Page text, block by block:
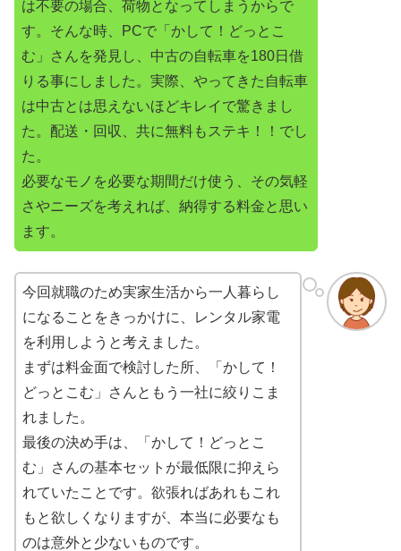
は不要の場合、荷物となってしまうからで
す。そんな時、PCで「かして！どっとこ
む」さんを発見し、中古の自転車を180日借
りる事にしました。実際、やってきた自転車
は中古とは思えないほどキレイで驚きまし
た。配送・回収、共に無料もステキ！！でし
た。
必要なモノを必要な期間だけ使う、その気軽
さやニーズを考えれば、納得する料金と思い
ます。
今回就職のため実家生活から一人暮らし
になることをきっかけに、レンタル家電
を利用しようと考えました。
まずは料金面で検討した所、「かして！
どっとこむ」さんともう一社に絞りこま
れました。
最後の決め手は、「かして！どっとこ
む」さんの基本セットが最低限に抑えら
れていたことです。欲張ればあれもこれ
もと欲しくなりますが、本当に必要なも
のは意外と少ないものです。